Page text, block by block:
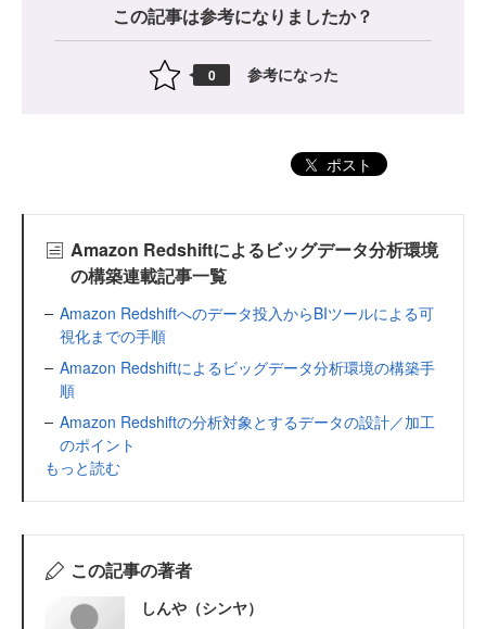
この記事は参考になりましたか？
0 参考になった
ポスト
Amazon Redshiftによるビッグデータ分析環境
の構築連載記事一覧
Amazon Redshiftへのデータ投入からBIツールによる可
視化までの手順
Amazon Redshiftによるビッグデータ分析環境の構築手
順
Amazon Redshiftの分析対象とするデータの設計／加工
のポイント
もっと読む
この記事の著者
しんや（シンヤ）